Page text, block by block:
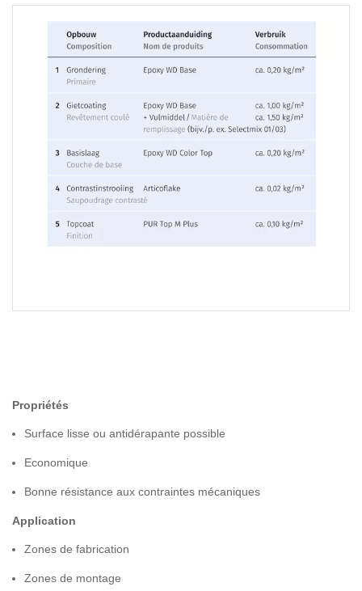
Propriétés
Surface lisse ou antidérapante possible
Economique
Bonne résistance aux contraintes mécaniques
Application
Zones de fabrication
Zones de montage